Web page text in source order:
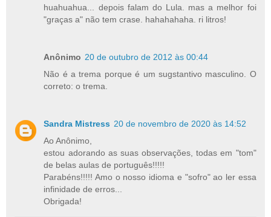
huahuahua... depois falam do Lula. mas a melhor foi
"graças a" não tem crase. hahahahaha. ri litros!
Anônimo 20 de outubro de 2012 às 00:44
Não é a trema porque é um sugstantivo masculino. O
correto: o trema.
Sandra Mistress 20 de novembro de 2020 às 14:52
Ao Anônimo,
estou adorando as suas observações, todas em "tom"
de belas aulas de português!!!!!
Parabéns!!!!! Amo o nosso idioma e "sofro" ao ler essa
infinidade de erros...
Obrigada!